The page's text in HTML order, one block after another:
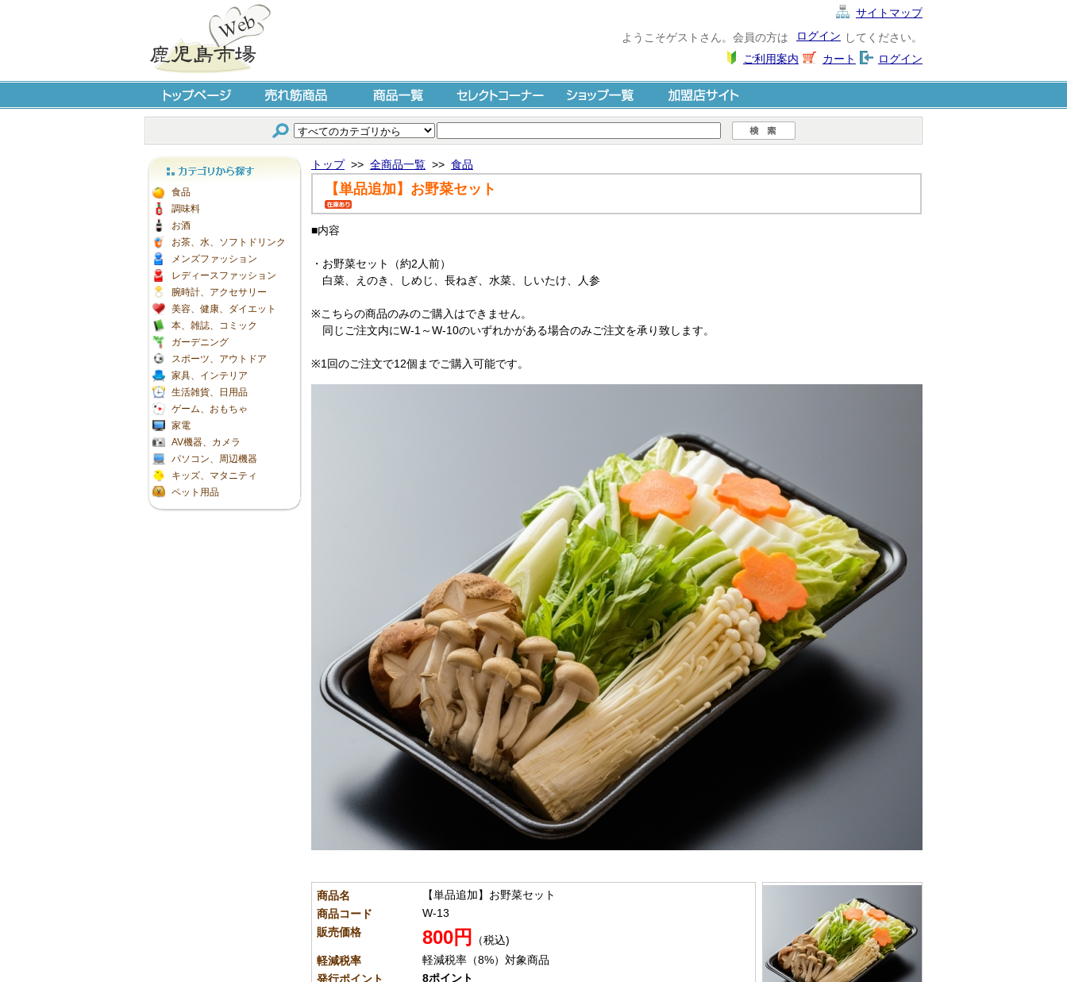
サイトマップ
してください。
ログイン
ようこそゲストさん。会員の方は
ログイン
カート
ご利用案内
トップページ 売れ筋商品 商品一覧 セレクトコーナー ショップ一覧 加盟店サイト
カテゴリから探す
食品
調味料
お酒
お茶、水、ソフトドリンク
メンズファッション
レディースファッション
腕時計、アクセサリー
美容、健康、ダイエット
本、雑誌、コミック
ガーデニング
スポーツ、アウトドア
家具、インテリア
生活雑貨、日用品
ゲーム、おもちゃ
家電
AV機器、カメラ
パソコン、周辺機器
キッズ、マタニティ
ペット用品
トップ>> 全商品一覧 >> 食品
【単品追加】お野菜セット
■内容
・お野菜セット（約2人前）
白菜、えのき、しめじ、長ねぎ、水菜、しいたけ、人参
※こちらの商品のみのご購入はできません。
同じご注文内にW-1～W-10のいずれかがある場合のみご注文を承り致します。
※1回のご注文で12個までご購入可能です。
商品名
【単品追加】お野菜セット
商品コード
W-13
販売価格
800円
（税込)
軽減税率
軽減税率（8%）対象商品
発行ポイント
8ポイント